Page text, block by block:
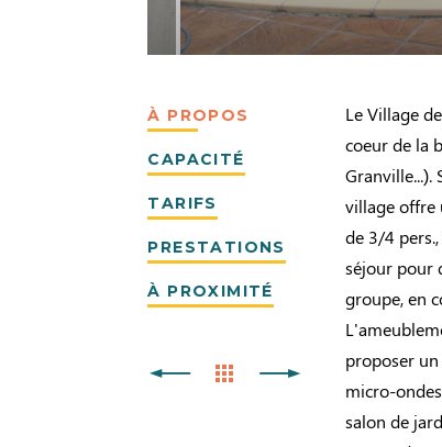
À PROPOS
CAPACITÉ
TARIFS
PRESTATIONS
À PROXIMITÉ
Le Village
coeur de la
Granville...).
village offre
de 3/4
séjour pour
groupe, en
proposer
micro-
salon de